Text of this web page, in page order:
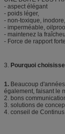
- aspect élégant
- poids léger,
- non-toxique,
- imperméable,
- maintenez la
- Force de rapport
3. Pourquoi
1. Beaucoup
également, faisant le
2. bons
3. solutions de
4. conseil de